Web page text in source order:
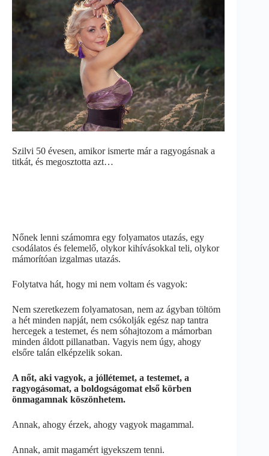
Szilvi 50 évesen, amikor ismerte már a ragyogásnak a
titkát, és megosztotta azt…
Nőnek lenni számomra egy folyamatos utazás, egy
csodálatos és felemelő, olykor kihívásokkal teli, olykor
mámorítóan izgalmas utazás.
Folytatva hát, hogy mi nem voltam és vagyok:
Nem szeretkezem folyamatosan, nem az ágyban töltöm
a hét minden napját, nem csókolják egész nap tantra
hercegek a testemet, és nem sóhajtozom a mámorban
minden áldott pillanatban. Vagyis nem úgy, ahogy
elsőre talán elképzelik sokan.
A nőt, aki vagyok, a jóllétemet, a testemet, a
ragyogásomat, a boldogságomat első körben
önmagamnak köszönhetem.
Annak, ahogy érzek, ahogy vagyok magammal.
Annak, amit magamért igyekszem tenni.